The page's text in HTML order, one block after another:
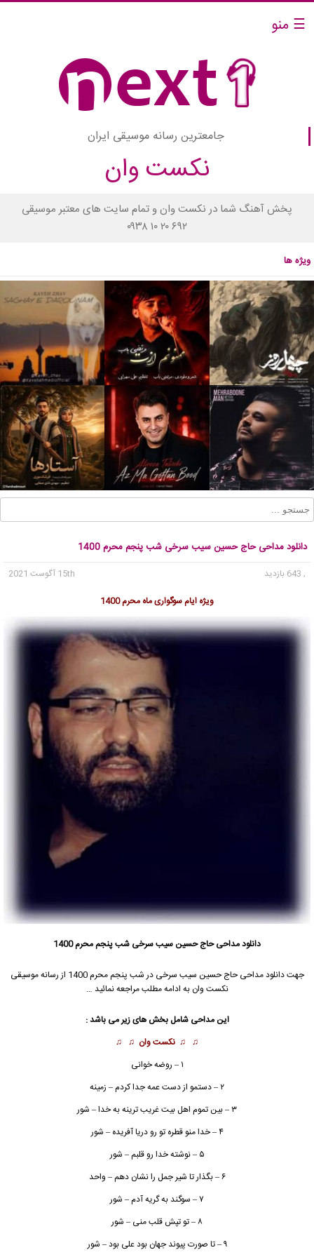
☰ منو
جامعترین رسانه موسیقی ایران
نکست وان
پخش آهنگ شما در نکست وان و تمام سایت های معتبر موسیقی
۰۹۳۸ ۱۰ ۲۰ ۶۹۲
ویژه ها
دانلود مداحی حاج حسین سیب سرخی شب پنجم محرم 1400
, 643 بازدید
15th آگوست 2021
ویژه ایام سوگواری ماه محرم 1400
دانلود مداحی حاج حسین سیب سرخی شب پنجم محرم 1400
جهت دانلود مداحیحاج حسین سیب سرخی
در شب پنجم محرم 1400 از رسانه موسیقی
نکست وان به ادامه مطلب مراجعه نمائید …
این مداحی شامل بخش های زیر می باشد :
♫ ♫ نکست وان ♫ ♫
۱ – روضه خوانی
۲ – دستمو از دست عمه جدا کردم – زمینه
۳ – بین تموم اهل بیت غریب ترینه به خدا – شور
۴ – خدا منو قطره تو رو دریا آفریده – شور
۵ – نوشته خدا رو قلبم – شور
۶ – بگذار تا شیر جمل را نشان دهم – واحد
۷ – سوگند به گریه آدم – شور
۸ – تو تپش قلب منی – شور
۹ – تا صورت پیوند جهان بود علی بود – شور